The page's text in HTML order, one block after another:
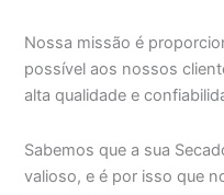
Nossa missão é
possível aos nossos
alta qualidade e
Sabemos que a sua
valioso, e é por isso que